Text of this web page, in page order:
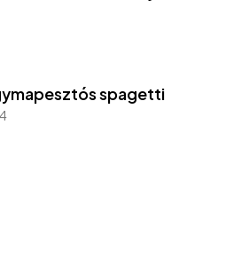
spagetti